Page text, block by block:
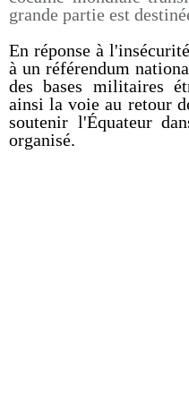
grande partie est
En réponse à
à un référendum
des bases militaires
ainsi la voie au retour
soutenir l'Équateur
organisé.